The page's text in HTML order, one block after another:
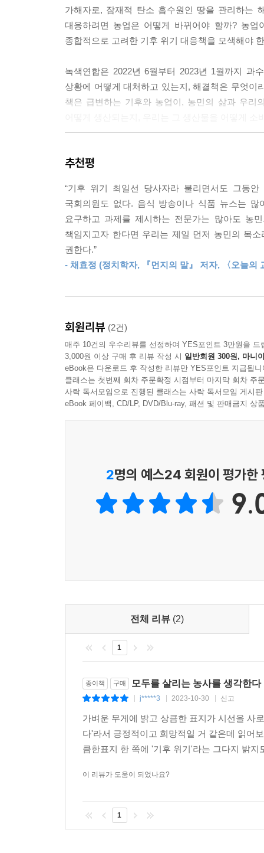
“소비자가 싸고 예쁜 농산물을 원하니까 생산자
하지만 그러한 방식은 아무리 친환경이라도 지속
는 일이 어렵지 않아요. 농산물의 외모보다 탄소
--- 「양파·대파 충남 홍성군 곽현정」 중에서
“기후 위기에 관심을 두고 해결하기 위해서는 농
가해자로, 잠재적 탄소 흡수원인 땅을 관리하는
대응하려면 농업은 어떻게 바뀌어야 할까? 농
종합적으로 고려한 기후 위기 대응책을 모색해야
녹색연합은 2022년 6월부터 2023년 1월까지 과
상황에 어떻게 대처하고 있는지, 해결책은 무엇
책은 급변하는 기후와 농업이, 농민의 삶과 우
위해 필수적인 먹을거리 가격을 한없이 올릴 수
농민들이 왜 농사를 포기하게 되는지에 관한 논의
알게 모르게 강요하고 있는 것은 아닐까? 위기는
위한 안전망은 허술하기 짝이 없다.
소비자들은 크고 모양 좋고 맛있는 농산물을
축산업은 기후 위기 시대에 가장 따가운 시선을
심각하다. 육류 소비량이 많아지니 가축을 밀집
돌면 대량 살처분하고 다시 키우는 일이 반복되
사룟값과 인건비, 악취 민원, 전염병 등 이중·삼
있다. 사실 축산 사육 두수를 적정 수준으로 줄이
좋다는 거 다 해봤으나 산에서 부엽토 가져다가
있는 환경 만들어 주는 게 더 근본적인 해법이
농식품 탄소 중립 추진 전략’의 한계와 문제점
인증제, 농민은 빼놓고 논의되는 농업 기술의 디
해 준다. 지금은 그 어느 때보다 현장의 소리에
특수성이 충분히 보장되는 대안을 마련될 수 있
추천평
“기후 위기 최일선 당사자라 불리면서도 그동
국회의원도 없다. 음식 방송이나 식품 뉴스는
요구하고 과제를 제시하는 전문가는 많아도 농
책임지고자 한다면 우리는 제일 먼저 농민의 목
권한다.”
- 채효정 (정치학자, 『먼지의 말』 저자, 〈오늘의
회원리뷰 (2건)
매주 10건의 우수리뷰를 선정하여 YES포인트 3만원을 드
3,000원 이상 구매 후 리뷰 작성 시 일반회원 300원, 마니
eBook은 다운로드 후 작성한 리뷰만 YES포인트 지급됩니
클래스는 첫번째 회차 주문확정 시점부터 마지막 회차 주
사락 독서모임으로 진행된 클래스는 사락 독서모임 게시
eBook 페이백, CD/LP, DVD/Blu-ray, 패션 및 판매금지 상
2명의 예스24 회원이 평가한
전체 리뷰 (2)
1
종이책 구매 모두를 살리는 농사를 생각한다
j*****3 2023-10-30 신고
가벼운 무게에 밝고 상큼한 표지가 시선을 사
다'라서 긍정적이고 희망적일 거 같은데 읽어
큼한표지 한 쪽에 '기후 위기'라는 그다지 밝
이 리뷰가 도움이 되었나요?
1